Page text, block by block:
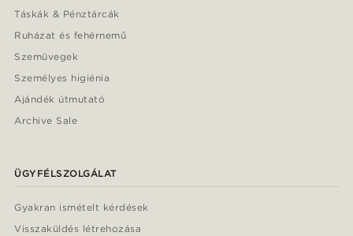
Táskák & Pénztárcák
Ruházat és fehérnemű
Szemüvegek
Személyes higiénia
Ajándék útmutató
Archive Sale
ÜGYFÉLSZOLGÁLAT
Gyakran ismételt kérdések
Visszaküldés létrehozása